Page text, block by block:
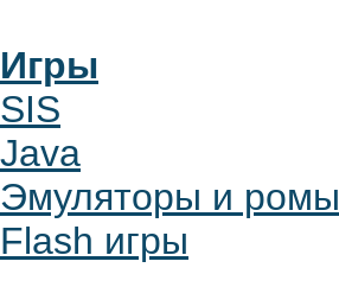
Игры
SIS
Java
Эмуляторы и ромы
Flash игры